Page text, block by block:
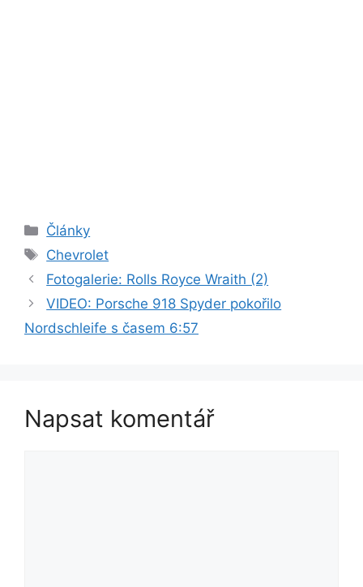
Rubriky
Články
Štítky
Chevrolet
Fotogalerie: Rolls Royce Wraith (2)
VIDEO: Porsche 918 Spyder pokořilo
Nordschleife s časem 6:57
Napsat komentář